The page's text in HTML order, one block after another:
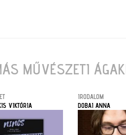
MŰVÉSZETI
VIKTÓRIA
IRODALOM
DOBAI ANNA